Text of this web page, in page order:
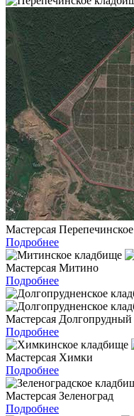
Мастерсая Перепечинское
Подробнее
Мастерсая Митино
Подробнее
Мастерсая Долгопрудный
Подробнее
Мастерсая Химки
Подробнее
Мастерсая Зеленоград
Подробнее